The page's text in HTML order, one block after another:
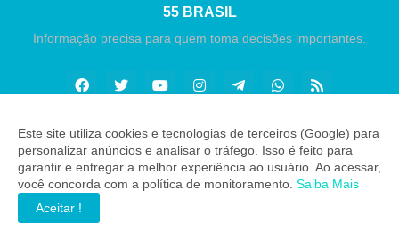
55 BRASIL
Informação precisa para quem toma decisões importantes.
Copyright ©202655 Brasil
INÍCIO SOBRE CONTATO LGPD
EXPEDIENTE
EDITORIAL
Este site utiliza cookies e tecnologias de terceiros (Google) para
personalizar anúncios e analisar o tráfego. Isso é feito para
garantir e entregar a melhor experiência ao usuário. Ao acessar,
você concorda com a política de monitoramento. Saiba Mais
Aceitar !